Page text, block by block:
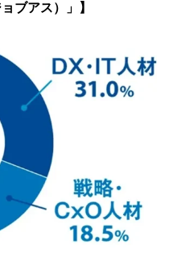
ブアス）」】